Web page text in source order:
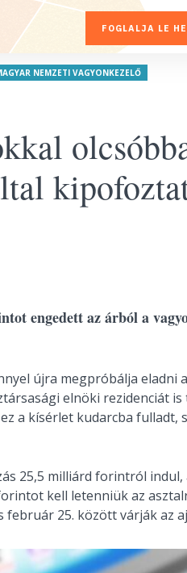
FOGLALJA LE
NEMZETI VAGYONKEZELŐ
engedett az árból a
újra megpróbálja eladni
elnöki rezidenciát
a kísérlet kudarcba
25,5 milliárd forintról
kell letenniük az
február 25. között várják az